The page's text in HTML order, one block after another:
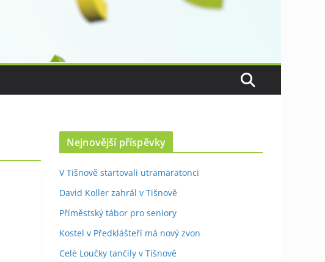
Nejnovější příspěvky
V Tišnově startovali utramaratonci
David Koller zahrál v Tišnově
Příměstský tábor pro seniory
Kostel v Předklášteří má nový zvon
Celé Loučky tančily v Tišnově